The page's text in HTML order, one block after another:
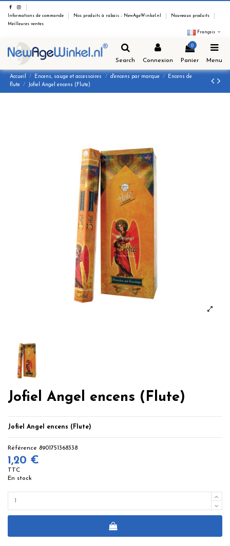
Informations de commande Nos produits à rabais - NewAgeWinkel.nl
Nouveaux produits
Meilleures ventes
Français
Search Connexion
0
Panier Menu
Accueil Encens, sauge et accessoires d'encens par marque
Encens de
flute
Jofiel Angel encens (Flute)
Jofiel Angel encens (Flute)
Jofiel Angel encens (Flute)
Référence 8901751368338
1,20 €
TTC
En stock